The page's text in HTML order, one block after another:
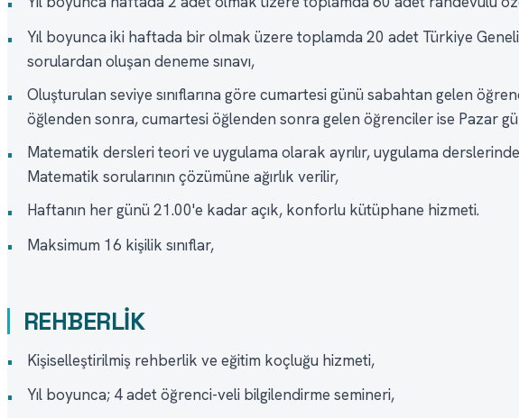
•
Yıl boyunca iki haftada bir olmak üzere toplamda 20 adet Türkiye
sorulardan oluşan deneme sınavı,
•
Oluşturulan seviye sınıflarına göre cumartesi günü sabahtan gelen
öğlenden sonra, cumartesi öğlenden sonra gelen öğrenciler ise Pazar
•
Matematik dersleri teori ve uygulama olarak ayrılır, uygulama
Matematik sorularının çözümüne ağırlık verilir,
•
Haftanın her günü 21.00'e kadar açık, konforlu kütüphane hizmeti.
•
Maksimum 16 kişilik sınıflar,
REHBERLİK
•
Kişiselleştirilmiş rehberlik ve eğitim koçluğu hizmeti,
•
Yıl boyunca; 4 adet öğrenci-veli bilgilendirme semineri,